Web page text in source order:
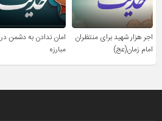
اجر هزار شهید برای منتظران
امام زمان(عج)
امان ندادن به دشمن در
مبارزه